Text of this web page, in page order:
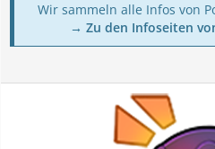
Wir sammeln alle Infos von
→ Zu den Infoseiten